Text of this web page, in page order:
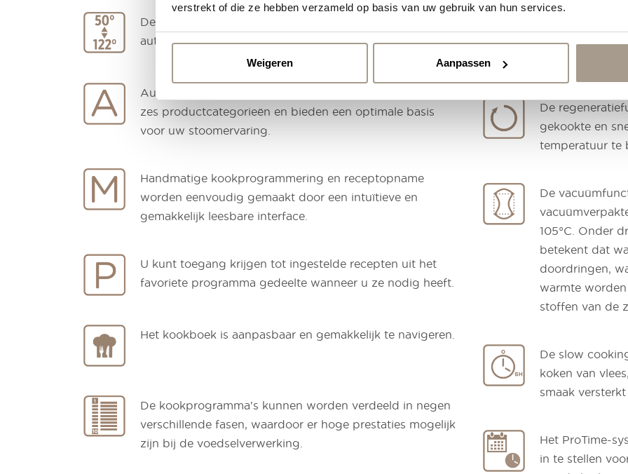
verstrekt of die ze hebben verzameld op basis van uw gebruik van hun services.
Weigeren Aanpassen
Support
De temperatuur is instelbaar van +50°C tot +122°C, wat
automatisch de druk aanpast van 0 tot 1,2 bar.
Automatische kookprogramma's zijn onderverdeeld in
zes productcategorieën en bieden een optimale basis
voor uw stoomervaring.
Handmatige kookprogrammering en receptopname
worden eenvoudig gemaakt door een intuïtieve en
gemakkelijk leesbare interface.
U kunt toegang krijgen tot ingestelde recepten uit het
favoriete programma gedeelte wanneer u ze nodig heeft.
Het kookboek is aanpasbaar en gemakkelijk te navigeren.
De kookprogramma's kunnen worden verdeeld in negen
verschillende fasen, waardoor er hoge prestaties mogelijk
zijn bij de voedselverwerking.
product veilig
De
gekookte en
temperatuur te
De
105°C. Onder
betekent dat
doordringen,
warmte
stoffen van de
De slow
koken van
smaak
Het ProTime-
in te stellen